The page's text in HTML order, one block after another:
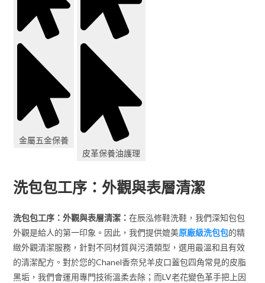
金屬五金保養
皮革保養油護理
洗包包工序：外觀與表層清潔
洗包包工序：外觀與表層清潔：在辰泓修鞋洗鞋，我們深知包包
外觀是給人的第一印象。因此，我們提供媲美原廠級洗包包的精
緻外觀清潔服務，針對不同材質與污漬類型，選用最溫和且有效
的清潔配方。對於您的Chanel香奈兒羊皮口蓋包四角常見的皮脂
黑垢，我們會運用專門技術溫柔去除；而LV老花變色革手把上因